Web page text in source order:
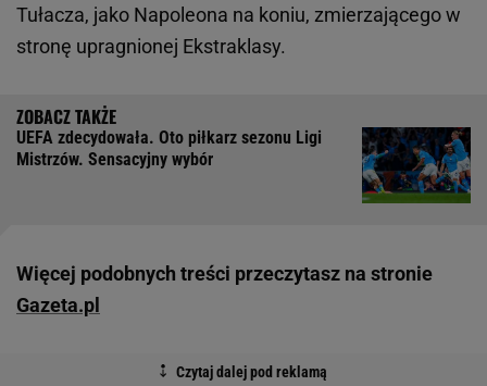
Tułacza, jako Napoleona na koniu, zmierzającego w
stronę upragnionej Ekstraklasy.
UEFA zdecydowała. Oto piłkarz sezonu Ligi
Mistrzów. Sensacyjny wybór
Więcej podobnych treści przeczytasz na stronie
Gazeta.pl